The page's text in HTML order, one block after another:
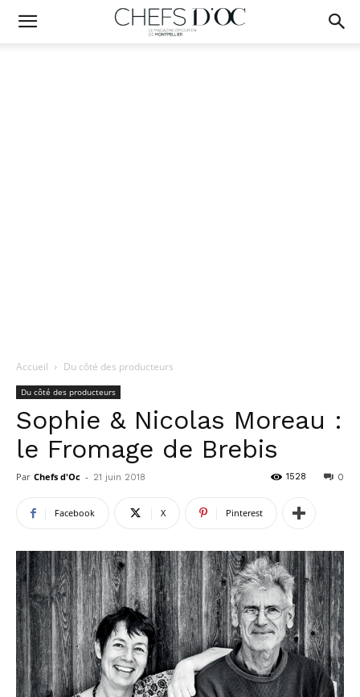
Accueil Du côté des producteurs
Du côté des producteurs
Sophie & Nicolas Moreau :
le Fromage de Brebis
Par Chefs d'Oc - 21 juin 2018 0
1528
Facebook X Pinterest